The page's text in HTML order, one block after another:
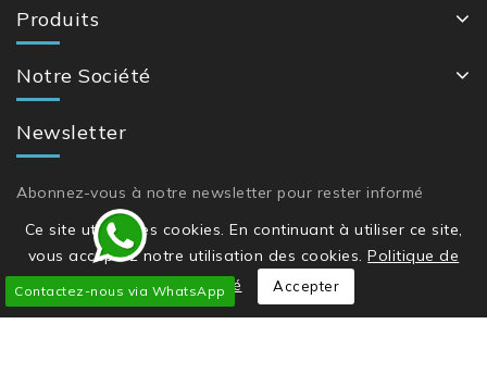
Produits
Notre Société
Newsletter
Abonnez-vous à notre newsletter pour rester informé
Ce site utilise des cookies. En continuant à utiliser ce site,
vous acceptez notre utilisation des cookies. Politique de
confidentialité
Accepter
Contactez-nous via WhatsApp